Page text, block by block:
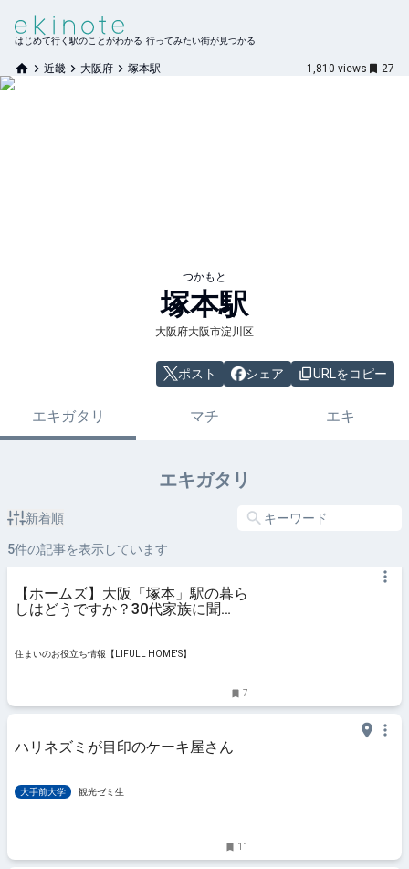
はじめて行く駅のことがわかる 行ってみたい街が見つかる
近畿 大阪府 塚本駅 1,810 views 27
つかもと
塚本駅
大阪府大阪市淀川区
ポスト シェア URLをコピー
エキガタリ マチ エキ
エキガタリ
新着順
5件の記事を表示しています
【ホームズ】大阪「塚本」駅の暮ら
しはどうですか？30代家族に聞
住まいのお役立ち情報【LIFULL HOME'S】
7
ハリネズミが目印のケーキ屋さん
大手前大学 観光ゼミ生
11